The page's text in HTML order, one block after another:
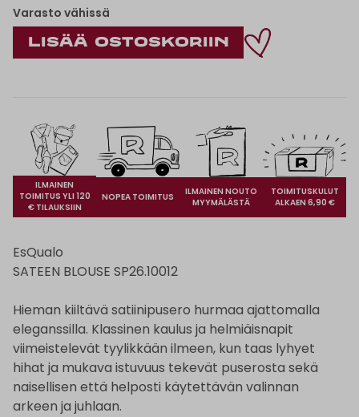
Varasto vähissä
ILMAINEN
TOIMITUS YLI 120
€ TILAUKSIIN
NOPEA TOIMITUS
ILMAINEN NOUTO
MYYMÄLÄSTÄ
TOIMITUSKULUT
ALKAEN 6,90 €
EsQualo
SATEEN BLOUSE SP26.10012
Hieman kiiltävä satiinipusero hurmaa ajattomalla
eleganssilla. Klassinen kaulus ja helmiäisnapit
viimeistelevät tyylikkään ilmeen, kun taas lyhyet
hihat ja mukava istuvuus tekevät puserosta sekä
naisellisen että helposti käytettävän valinnan
arkeen ja juhlaan.